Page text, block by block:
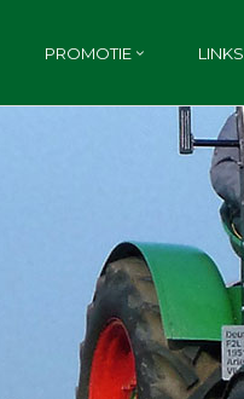
PROMOTIE LINKS